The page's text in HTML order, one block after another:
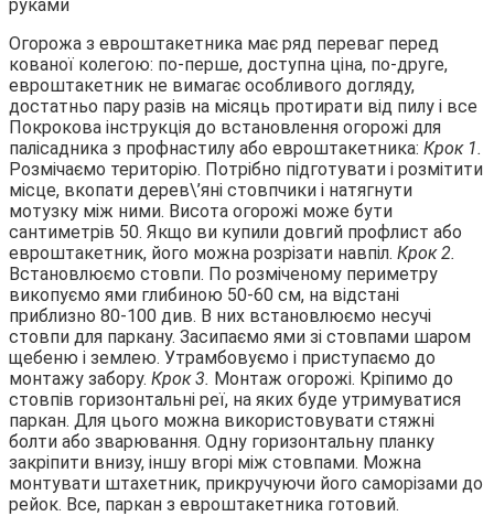
Огорожа з евроштакетника має ряд переваг перед
кованої колегою: по-перше, доступна ціна, по-друге,
евроштакетник не вимагає особливого догляду,
достатньо пару разів на місяць протирати від пилу і все
Покрокова інструкція до встановлення огорожі для
палісадника з профнастилу або евроштакетника: Крок 1.
Розмічаємо територію. Потрібно підготувати і розмітити
місце, вкопати дерев\’яні стовпчики і натягнути
мотузку між ними. Висота огорожі може бути
сантиметрів 50. Якщо ви купили довгий профлист або
евроштакетник, його можна розрізати навпіл. Крок 2.
Встановлюємо стовпи. По розміченому периметру
викопуємо ями глибиною 50-60 см, на відстані
приблизно 80-100 див. В них встановлюємо несучі
стовпи для паркану. Засипаємо ями зі стовпами шаром
щебеню і землею. Утрамбовуємо і приступаємо до
монтажу забору. Крок 3. Монтаж огорожі. Кріпимо до
стовпів горизонтальні реї, на яких буде утримуватися
паркан. Для цього можна використовувати стяжні
болти або зварювання. Одну горизонтальну планку
закріпити внизу, іншу вгорі між стовпами. Можна
монтувати штахетник, прикручуючи його саморізами до
рейок. Все, паркан з евроштакетника готовий.